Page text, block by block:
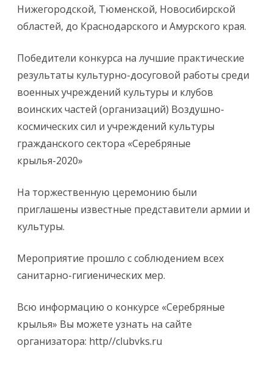
Нижегородской, Тюменской, Новосибирской
областей, до Краснодарского и Амурского края.
Победители конкурса на лучшие практические
результаты культурно-досуговой работы среди
военных учреждений культуры и клубов
воинских частей (организаций) Воздушно-
космических сил и учреждений культуры
гражданского сектора «Серебряные
крылья-2020»
На торжественную церемонию были
приглашены известные представители армии и
культуры.
Мероприятие прошло с соблюдением всех
санитарно-гигиенических мер.
Всю информацию о конкурсе «Серебряные
крылья» Вы можете узнать на сайте
организатора: http//clubvks.ru